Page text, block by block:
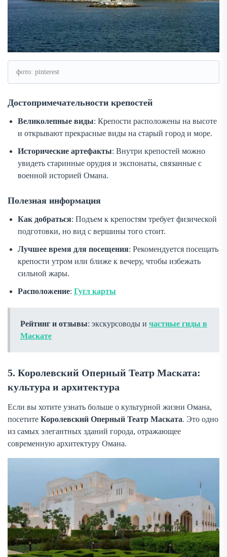
фото: pinterest
Достопримечательности крепостей
Великолепные виды: Крепости расположены на высоте
и открывают прекрасные виды на старый город и море.
Исторические артефакты: Внутри крепостей можно
увидеть старинные орудия и экспонаты, связанные с
военной историей Омана.
Полезная информация
Как добраться: Подъем к крепостям требует физической
подготовки, но вид с вершины того стоит.
Лучшее время для посещения: Рекомендуется посещать
крепости утром или ближе к вечеру, чтобы избежать
сильной жары.
Расположение: Гугл карты
Рейтинг и отзывы: экскурсоводы и частные гиды в
Маскате
5. Королевский Оперный Театр Маската:
культура и архитектура
Если вы хотите узнать больше о культурной жизни Омана,
посетите Королевский Оперный Театр Маската. Это одно
из самых элегантных зданий города, отражающее
современную архитектуру Омана.